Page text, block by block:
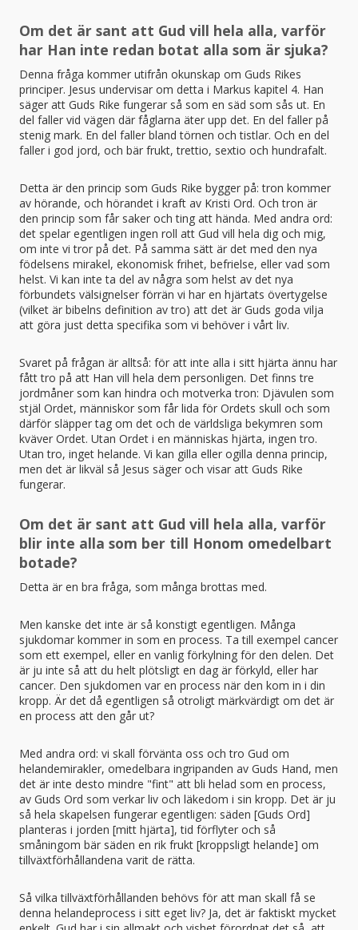
Om det är sant att Gud vill hela alla, varför
har Han inte redan botat alla som är sjuka?
Denna fråga kommer utifrån okunskap om Guds Rikes
principer. Jesus undervisar om detta i Markus kapitel 4. Han
säger att Guds Rike fungerar så som en säd som sås ut. En
del faller vid vägen där fåglarna äter upp det. En del faller på
stenig mark. En del faller bland törnen och tistlar. Och en del
faller i god jord, och bär frukt, trettio, sextio och hundrafalt.
Detta är den princip som Guds Rike bygger på: tron kommer
av hörande, och hörandet i kraft av Kristi Ord. Och tron är
den princip som får saker och ting att hända. Med andra ord:
det spelar egentligen ingen roll att Gud vill hela dig och mig,
om inte vi tror på det. På samma sätt är det med den nya
födelsens mirakel, ekonomisk frihet, befrielse, eller vad som
helst. Vi kan inte ta del av några som helst av det nya
förbundets välsignelser förrän vi har en hjärtats övertygelse
(vilket är bibelns definition av tro) att det är Guds goda vilja
att göra just detta specifika som vi behöver i vårt liv.
Svaret på frågan är alltså: för att inte alla i sitt hjärta ännu har
fått tro på att Han vill hela dem personligen. Det finns tre
jordmåner som kan hindra och motverka tron: Djävulen som
stjäl Ordet, människor som får lida för Ordets skull och som
därför släpper tag om det och de världsliga bekymren som
kväver Ordet. Utan Ordet i en människas hjärta, ingen tro.
Utan tro, inget helande. Vi kan gilla eller ogilla denna princip,
men det är likväl så Jesus säger och visar att Guds Rike
fungerar.
Om det är sant att Gud vill hela alla, varför
blir inte alla som ber till Honom omedelbart
botade?
Detta är en bra fråga, som många brottas med.
Men kanske det inte är så konstigt egentligen. Många
sjukdomar kommer in som en process. Ta till exempel cancer
som ett exempel, eller en vanlig förkylning för den delen. Det
är ju inte så att du helt plötsligt en dag är förkyld, eller har
cancer. Den sjukdomen var en process när den kom in i din
kropp. Är det då egentligen så otroligt märkvärdigt om det är
en process att den går ut?
Med andra ord: vi skall förvänta oss och tro Gud om
helandemirakler, omedelbara ingripanden av Guds Hand, men
det är inte desto mindre "fint" att bli helad som en process,
av Guds Ord som verkar liv och läkedom i sin kropp. Det är ju
så hela skapelsen fungerar egentligen: säden [Guds Ord]
planteras i jorden [mitt hjärta], tid förflyter och så
småningom bär säden en rik frukt [kroppsligt helande] om
tillväxtförhållandena varit de rätta.
Så vilka tillväxtförhållanden behövs för att man skall få se
denna helandeprocess i sitt eget liv? Ja, det är faktiskt mycket